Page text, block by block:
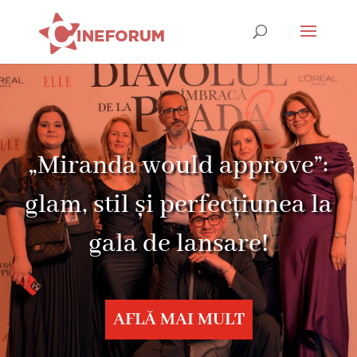
„Miranda would approve”:
glam, stil și perfecțiunea la
gala de lansare!
AFLĂ MAI MULT